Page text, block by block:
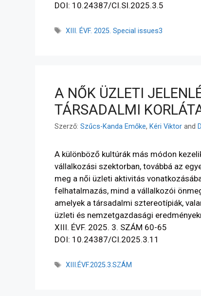
DOI: 10.24387/CI.SI.2025.3.5
XIII. ÉVF. 2025. Special issues3
A NŐK ÜZLETI
TÁRSADALMI
Szerző: Szűcs-Kanda Emőke, Kéri Viktor and
A különböző kultúrák más módon
vállalkozási szektorban, továbbá az
meg a női üzleti aktivitás
felhatalmazás, mind a vállalkozói
amelyek a társadalmi sztereotípiák,
üzleti és nemzetgazdasági
XIII. ÉVF. 2025. 3. SZÁM 60-65
DOI: 10.24387/CI.2025.3.11
XIII.ÉVF.2025.3.SZÁM